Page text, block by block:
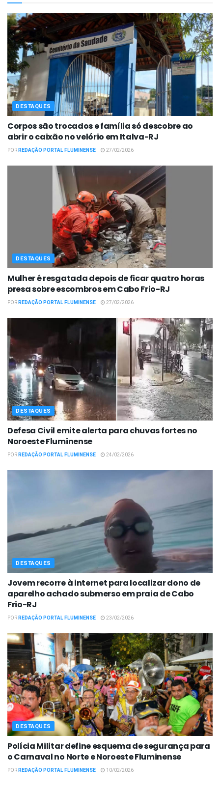
DESTAQUES
Corpos são trocados e família só descobre ao
abrir o caixão no velório em Italva-RJ
PORREDAÇÃO PORTAL FLUMINENSE 27/02/2026
DESTAQUES
Mulher é resgatada depois de ficar quatro horas
presa sobre escombros em Cabo Frio-RJ
PORREDAÇÃO PORTAL FLUMINENSE 27/02/2026
DESTAQUES
Defesa Civil emite alerta para chuvas fortes no
Noroeste Fluminense
PORREDAÇÃO PORTAL FLUMINENSE 24/02/2026
DESTAQUES
Jovem recorre à internet para localizar dono de
aparelho achado submerso em praia de Cabo
Frio-RJ
PORREDAÇÃO PORTAL FLUMINENSE 23/02/2026
DESTAQUES
Polícia Militar define esquema de segurança para
o Carnaval no Norte e Noroeste Fluminense
PORREDAÇÃO PORTAL FLUMINENSE 10/02/2026